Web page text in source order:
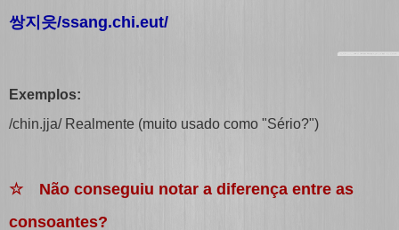
쌍지읏/ssang.chi.eut/
Exemplos:
/chin.jja/ Realmente (muito usado como "Sério?")
☆ Não conseguiu notar a diferença entre as
consoantes?